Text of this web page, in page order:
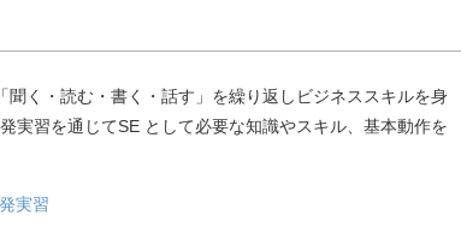
く・読む・書く・話す」を繰り返しビジネススキルを身
実習を通じてSE として必要な知識やスキル、基本動作を
実習